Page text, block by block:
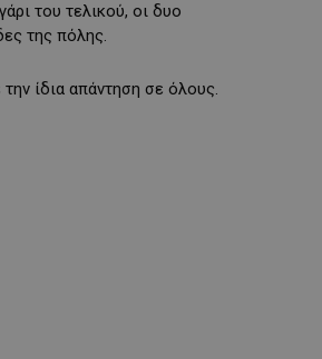
του τελικού, οι δυο
της πόλης.
ίδια απάντηση σε όλους.